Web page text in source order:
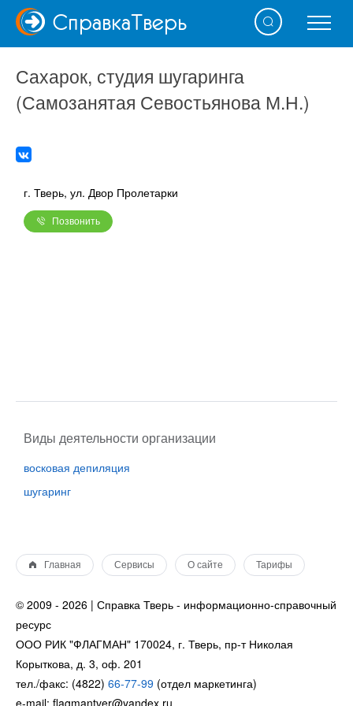
СправкаТверь
Сахарок, студия шугаринга
(Самозанятая Севостьянова М.Н.)
г. Тверь, ул. Двор Пролетарки
Позвонить
Виды деятельности организации
восковая депиляция
шугаринг
Главная Сервисы О сайте Тарифы
© 2009 - 2026 | Справка Тверь - информационно-справочный
ресурс
ООО РИК "ФЛАГМАН" 170024, г. Тверь, пр-т Николая
Корыткова, д. 3, оф. 201
тел./факс: (4822) 66-77-99 (отдел маркетинга)
e-mail: flagmantver@yandex.ru